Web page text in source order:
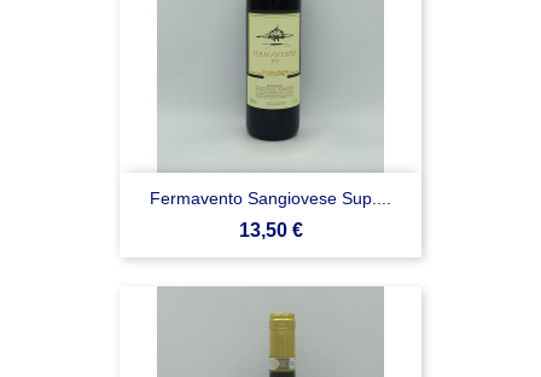
Fermavento Sangiovese Sup....
Prezzo
13,50 €